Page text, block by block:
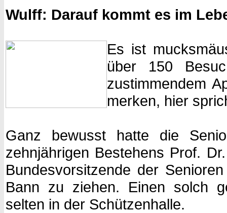
Wulff: Darauf kommt es im
Es ist
über 150
zustimmendem
merken, hier
Ganz bewusst hatte die
zehnjährigen Bestehens Prof.
Bundesvorsitzende der
Bann zu ziehen. Einen solch
selten in der Schützenhalle.